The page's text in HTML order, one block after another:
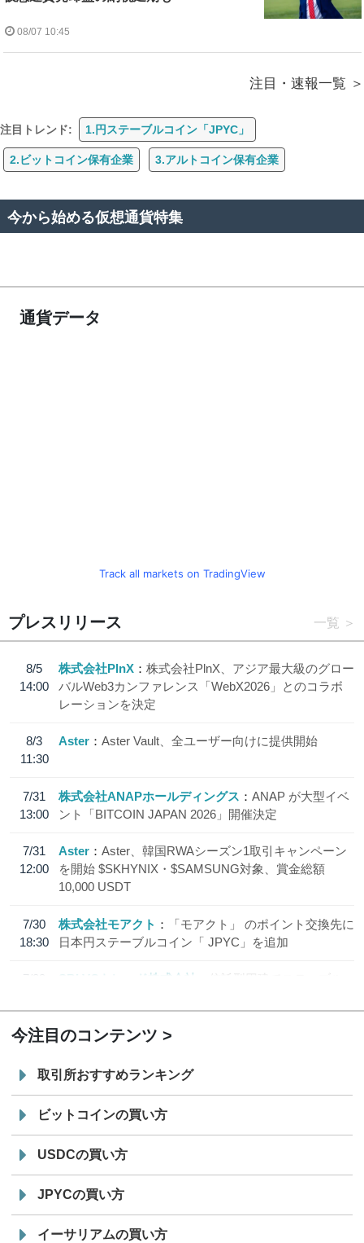
08/07 10:45
注目・速報一覧
注目トレンド: 1.円ステーブルコイン「JPYC」
2.ビットコイン保有企業 3.アルトコイン保有企業
今から始める仮想通貨特集
通貨データ
Track all markets on TradingView
プレスリリース 一覧
8/5
14:00
株式会社PlnX
株式会社PlnX、アジア最大級のグロー
バルWeb3カンファレンス「WebX2026」とのコラボ
レーションを決定
8/3
11:30
Aster Aster Vault、全ユーザー向けに提供開始
7/31
13:00
株式会社ANAPホールディングス
ANAP が大型イベ
ント「BITCOIN JAPAN 2026」開催決定
7/31
12:00
Aster
Aster、韓国RWAシーズン1取引キャンペーン
を開始 $SKHYNIX・$SAMSUNG対象、賞金総額
10,000 USDT
7/30
18:30
株式会社モアクト
「モアクト」 のポイント交換先に
日本円ステーブルコイン「 JPYC」を追加
7/29
SBI VCトレード株式会社
信託型円建てステーブル
今注目のコンテンツ
取引所おすすめランキング
ビットコインの買い方
USDCの買い方
JPYCの買い方
イーサリアムの買い方